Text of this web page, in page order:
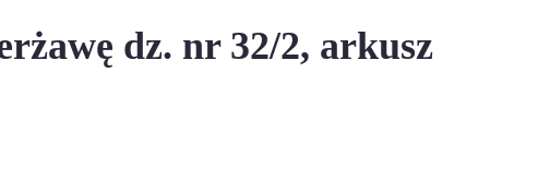
dz. nr 32/2, arkusz